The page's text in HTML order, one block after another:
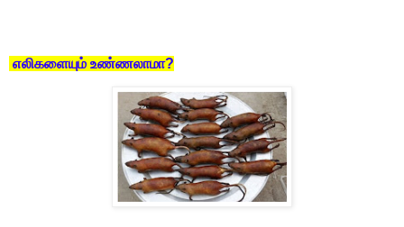
எலிகளையும் உண்ணலாமா?